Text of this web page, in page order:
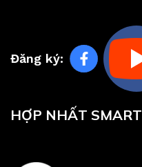
Đăng ký:
HỢP NHẤT SMART